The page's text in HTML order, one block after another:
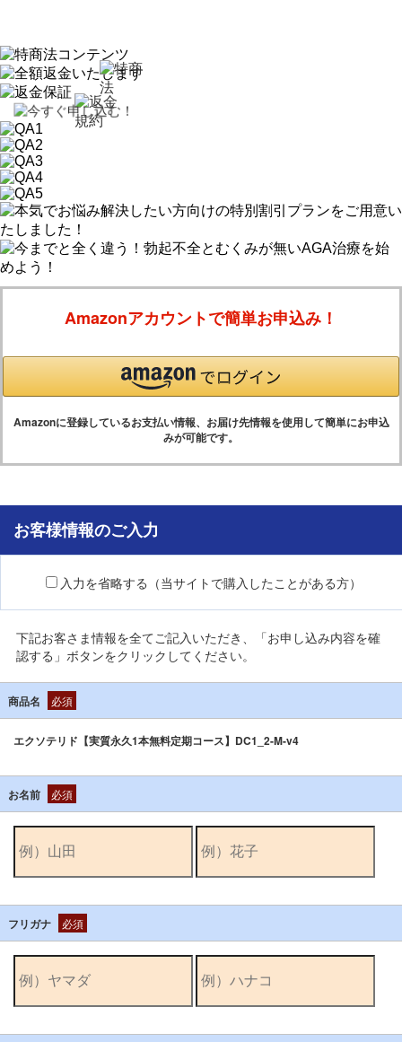
Amazonアカウントで簡単お申込み！
Amazonに登録しているお支払い情報、お届け先情報を使用して簡単にお申込
みが可能です。
お客様情報のご入力
入力を省略する（当サイトで購入したことがある方）
下記お客さま情報を全てご記入いただき、「お申し込み内容を確
認する」ボタンをクリックしてください。
商品名 必須
エクソテリド【実質永久1本無料定期コース】DC1_2-M-v4
お名前 必須
フリガナ 必須